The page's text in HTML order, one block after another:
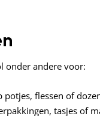
onder andere voor:
flessen of
tasjes of